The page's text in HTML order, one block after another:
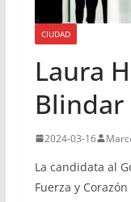
CIUDAD
Laura
Blindar
2024-03-16
La candidata al
Fuerza y